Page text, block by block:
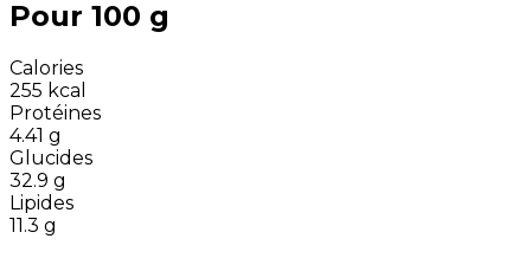
Pour 100 g
Calories
255 kcal
Protéines
4.41 g
Glucides
32.9 g
Lipides
11.3 g